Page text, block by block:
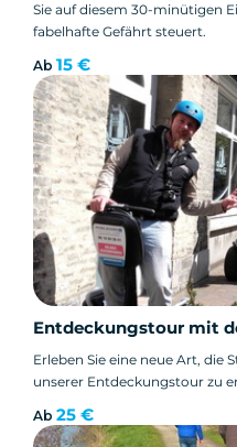
Sie auf diesem 30-minütigen
fabelhafte Gefährt steuert.
Ab 15 €
Entdeckungstour mit
Erleben Sie eine neue Art, die
unserer Entdeckungstour zu
Ab 25 €